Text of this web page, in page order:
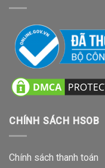
CHÍNH SÁCH HSOB
Chính sách thanh toán